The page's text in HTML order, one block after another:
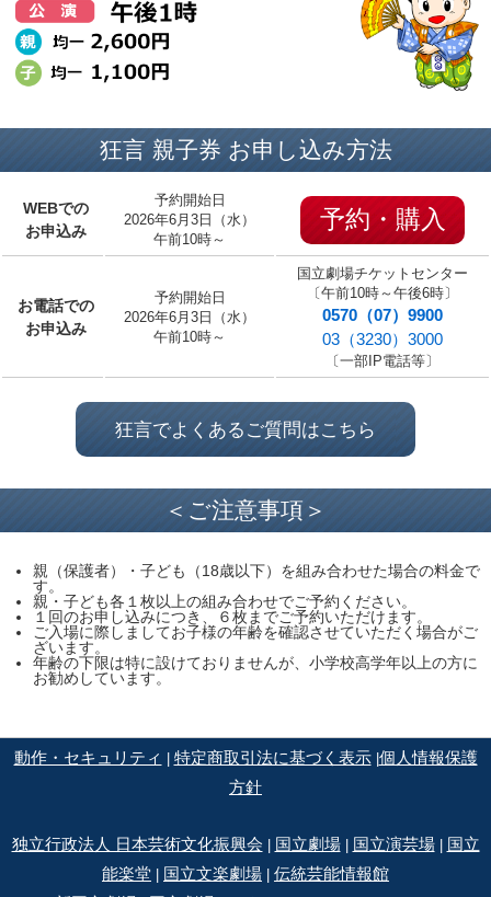
狂言 親子券 お申し込み方法
WEBでの
お申込み
予約開始日
2026年6月3日（水）
午前10時～
予約・購入
お電話での
お申込み
予約開始日
2026年6月3日（水）
午前10時～
国立劇場チケットセンター
〔午前10時～午後6時〕
0570（07）9900
03（3230）3000
〔一部IP電話等〕
狂言でよくあるご質問はこちら
＜ご注意事項＞
親（保護者）・子ども（18歳以下）を組み合わせた場合の料金で
す。
親・子ども各１枚以上の組み合わせでご予約ください。
１回のお申し込みにつき、６枚までご予約いただけます。
ご入場に際しましてお子様の年齢を確認させていただく場合がご
ざいます。
年齢の下限は特に設けておりませんが、小学校高学年以上の方に
お勧めしています。
動作・セキュリティ 特定商取引法に基づく表示| 個人情報保護
方針
独立行政法人 日本芸術文化振興会 国立劇場| 国立演芸場| 国立
能楽堂
国立文楽劇場
伝統芸能情報館